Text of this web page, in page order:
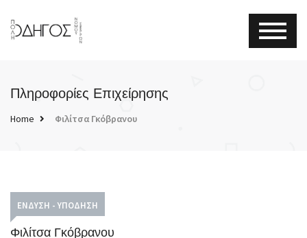
Πληροφορίες Επιχείρησης
Home Φιλίτσα Γκόβρανου
ΈΝΔΥΣΗ - ΥΠΌΔΗΣΗ
Φιλίτσα Γκόβρανου